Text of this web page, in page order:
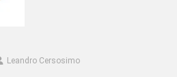
Leandro Cersosimo